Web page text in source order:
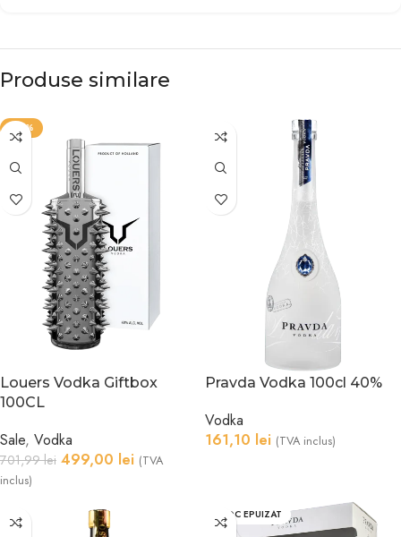
Produse similare
-29%
Louers Vodka Giftbox
100CL
Sale, Vodka
701,99lei 499,00 lei (TVA
inclus)
Pravda Vodka 100cl 40%
Vodka
161,10 lei (TVA inclus)
STOC EPUIZAT